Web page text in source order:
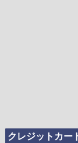
クレジットカー